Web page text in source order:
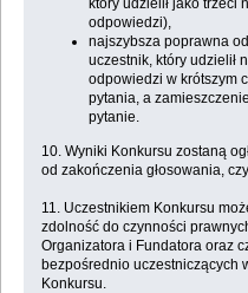
który udzielił jako trzeci
odpowiedzi),
najszybsza poprawna
uczestnik, który udzielił
odpowiedzi w krótszym
pytania, a
pytanie.
10. Wyniki Konkursu zostaną
od zakończenia głosowania,
11. Uczestnikiem Konkursu
zdolność do czynności
Organizatora i Fundatora oraz
bezpośrednio uczestniczących
Konkursu.